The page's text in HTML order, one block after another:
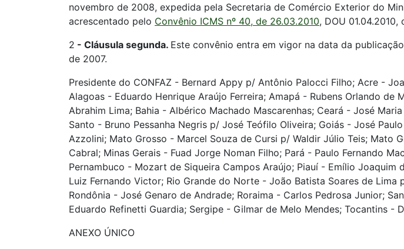
novembro de 2008, expedida pela Secretaria de Comércio Exterior do
acrescentado pelo Convênio ICMS nº 40, de 26.03.2010, DOU
2 - Cláusula segunda. Este convênio entra em vigor na data da
de 2007.
Presidente do CONFAZ - Bernard Appy p/ Antônio Palocci Filho; Acre -
Alagoas - Eduardo Henrique Araújo Ferreira; Amapá - Rubens Orlando
Abrahim Lima; Bahia - Albérico Machado Mascarenhas; Ceará - José
Santo - Bruno Pessanha Negris p/ José Teófilo Oliveira; Goiás - José
Azzolini; Mato Grosso - Marcel Souza de Cursi p/ Waldir Júlio Teis; Mato
Cabral; Minas Gerais - Fuad Jorge Noman Filho; Pará - Paulo Fernando
Pernambuco - Mozart de Siqueira Campos Araújo; Piauí - Emílio
Luiz Fernando Victor; Rio Grande do Norte - João Batista Soares de
Rondônia - José Genaro de Andrade; Roraima - Carlos Pedrosa Junior;
Eduardo Refinetti Guardia; Sergipe - Gilmar de Melo Mendes; Tocantins -
ANEXO ÚNICO